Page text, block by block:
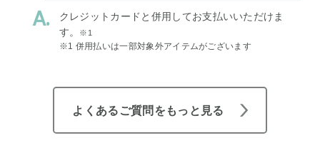
クレジットカードと併用してお支払いいただけま
す。
※1
※1 併用払いは一部対象外アイテムがございます
よくあるご質問をもっと見る